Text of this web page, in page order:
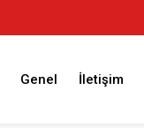
Genel İletişim